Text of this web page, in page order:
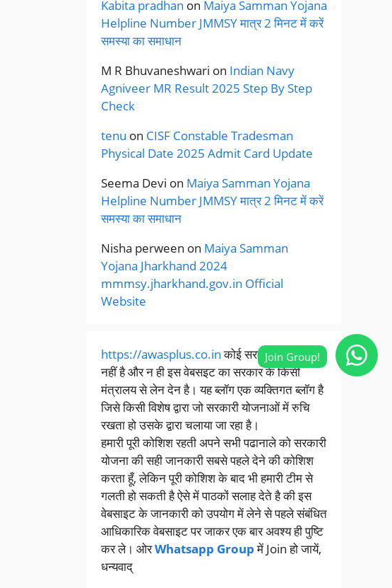
Kabita pradhan on Maiya Samman Yojana
Helpline Number JMMSY मात्र 2 मिनट में करें
समस्या का समाधान
M R Bhuvaneshwari on Indian Navy
Agniveer MR Result 2025 Step By Step
Check
tenu on CISF Constable Tradesman
Physical Date 2025 Admit Card Update
Seema Devi on Maiya Samman Yojana
Helpline Number JMMSY मात्र 2 मिनट में करें
समस्या का समाधान
Nisha perween on Maiya Samman
Yojana Jharkhand 2024
mmmsy.jharkhand.gov.in Official
Website
https://awasplus.co.inकोई सरकारी वेबसाइट
नहीं है और न ही इस वेबसइट का सरकार के किसी
मंत्रालय से लेन देन है। यह ब्लॉग एक व्यक्तिगत ब्लॉग है
जिसे किसी विशेष द्वारा जो सरकारी योजनाओं में रुचि
रखता हो उसके द्वारा चलाया जा रहा है।
हमारी पूरी कोशिश रहती अपने सभी पढानाले को सरकारी
योजना की सही जानकारी सबसे पहले देने की कोशिश
करता हूँ, लेकिन पूरी कोशिश के बाद भी हमारी टीम से
गलती हो सकती है ऐसे में पाठकों सलाह देते है की इस
वेबसाइट के जानकारी को उपयोग में लेने से पहले संबंधित
आधिकारिक वेबसाइट पर जाकर एक बार अवश्य ही पुष्टि
कर ले। ओरWhatsapp Groupमें Join हो जायें,
धन्यवाद्